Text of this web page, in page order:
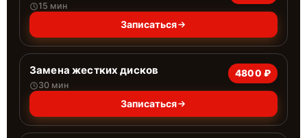
15 мин
Записаться
Замена жестких дисков
30 мин
4800 ₽
Записаться